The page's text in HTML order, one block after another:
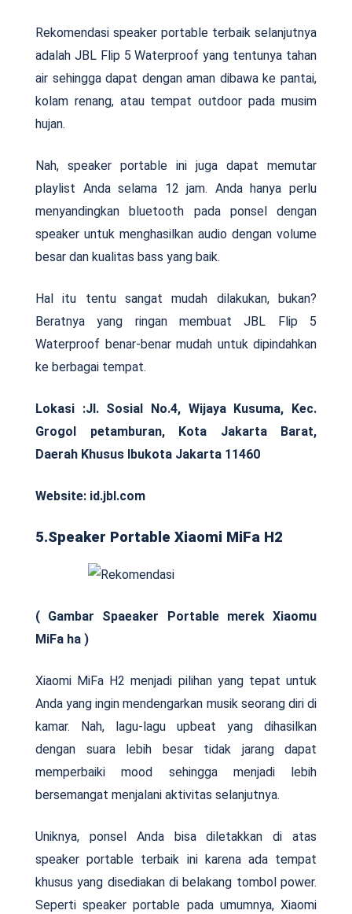
Rekomendasi speaker portable terbaik selanjutnya
adalah JBL Flip 5 Waterproof yang tentunya tahan
air sehingga dapat dengan aman dibawa ke pantai,
kolam renang, atau tempat outdoor pada musim
hujan.
Nah, speaker portable ini juga dapat memutar
playlist Anda selama 12 jam. Anda hanya perlu
menyandingkan bluetooth pada ponsel dengan
speaker untuk menghasilkan audio dengan volume
besar dan kualitas bass yang baik.
Hal itu tentu sangat mudah dilakukan, bukan?
Beratnya yang ringan membuat JBL Flip 5
Waterproof benar-benar mudah untuk dipindahkan
ke berbagai tempat.
Lokasi :Jl. Sosial No.4, Wijaya Kusuma, Kec.
Grogol petamburan, Kota Jakarta Barat,
Daerah Khusus Ibukota Jakarta 11460
Website: id.jbl.com
5.Speaker Portable Xiaomi MiFa H2
( Gambar Spaeaker Portable merek Xiaomu
MiFa ha )
Xiaomi MiFa H2 menjadi pilihan yang tepat untuk
Anda yang ingin mendengarkan musik seorang diri di
kamar. Nah, lagu-lagu upbeat yang dihasilkan
dengan suara lebih besar tidak jarang dapat
memperbaiki mood sehingga menjadi lebih
bersemangat menjalani aktivitas selanjutnya.
Uniknya, ponsel Anda bisa diletakkan di atas
speaker portable terbaik ini karena ada tempat
khusus yang disediakan di belakang tombol power.
Seperti speaker portable pada umumnya, Xiaomi